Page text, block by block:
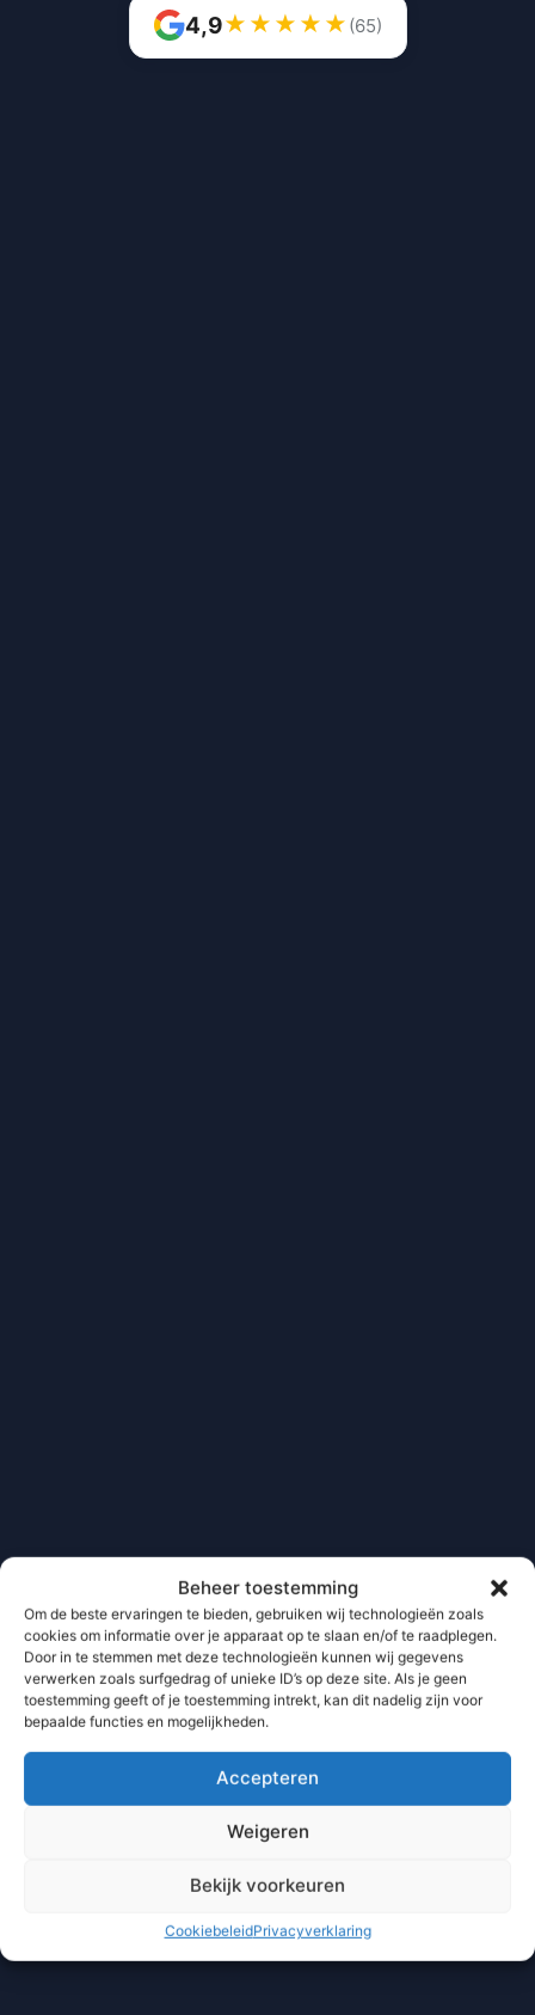
Beheer toestemming
Om de beste ervaringen te bieden, gebruiken wij technologieën zoals
cookies om informatie over je apparaat op te slaan en/of te raadplegen.
Door in te stemmen met deze technologieën kunnen wij gegevens
verwerken zoals surfgedrag of unieke ID’s op deze site. Als je geen
toestemming geeft of je toestemming intrekt, kan dit nadelig zijn voor
bepaalde functies en mogelijkheden.
Accepteren
Weigeren
Bekijk voorkeuren
CookiebeleidPrivacyverklaring
4,9★ ★ ★ ★ ★ (65)